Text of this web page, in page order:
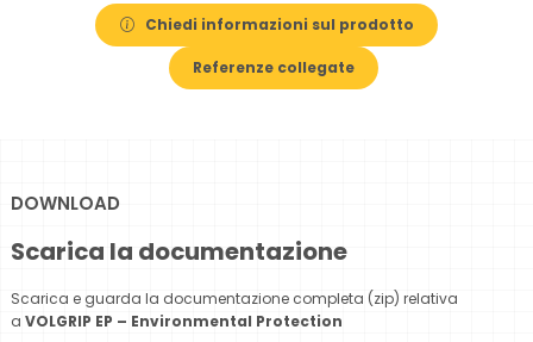
Chiedi informazioni sul prodotto
Referenze collegate
DOWNLOAD
Scarica la documentazione
Scarica e guarda la documentazione completa (zip) relativa
a VOLGRIP EP – Environmental Protection